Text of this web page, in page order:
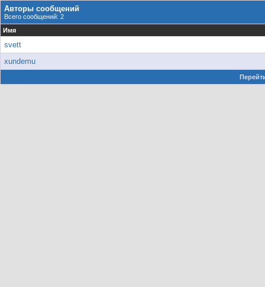
Авторы сообщений
Всего сообщений: 2
Имя
svett
xundemu